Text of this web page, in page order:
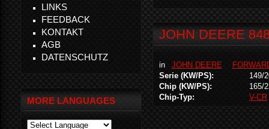
JOHN DEERE
in JOHN DEERE
Serie (KW/PS):
149/
Chip (KW/PS):
165/
Chip-Typ:
V-CR
LINKS
FEEDBACK
KONTAKT
AGB
DATENSCHUTZ
MORE LANGUAGES